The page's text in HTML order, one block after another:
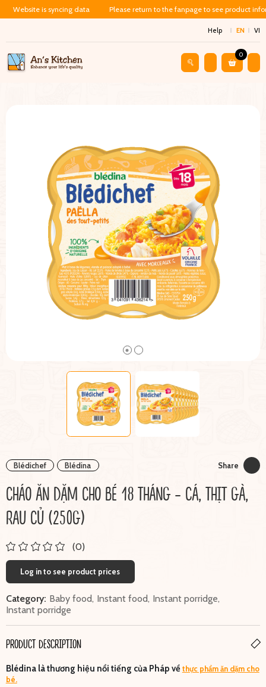
Website is syncing data Please return to the fanpage to see product
Help EN VI
0
Blédichef Blédina Share
CHÁO ĂN DẶM CHO BÉ 18 THÁNG - CÁ, THỊT GÀ,
RAU CỦ (250G)
(0)
Log in to see product prices
Category: Baby food, Instant food, Instant porridge,
Instant porridge
PRODUCT DESCRIPTION
Blédina là thương hiệu nổi tiếng của Pháp về thực phẩm ăn dặm cho
bé.